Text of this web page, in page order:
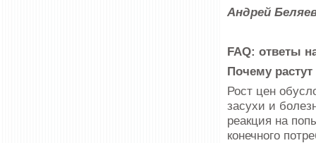
Андрей
FAQ: ответы
Почему
Рост цен
засухи и
реакция на
конечного